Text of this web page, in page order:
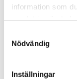
information som
Nödvändig
Inställningar